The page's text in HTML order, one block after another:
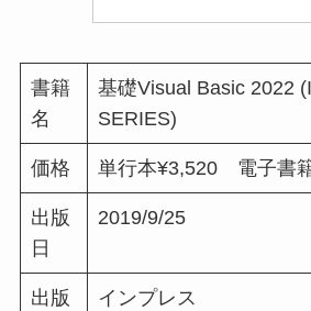
書籍
名
基礎Visual Basic 2022
SERIES)
価格 単行本¥3,520 電子書
出版
日
2019/9/25
出版
インプレス